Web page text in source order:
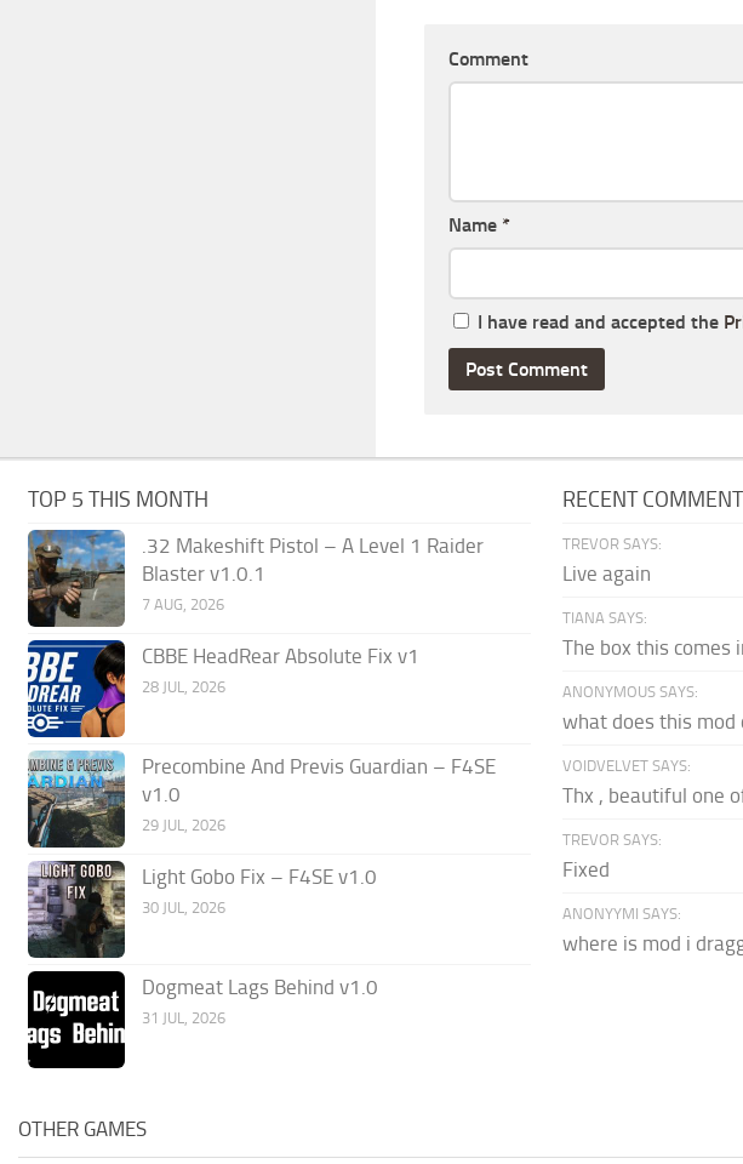
Comment
Name *
I have read and accepted the
TOP 5 THIS MONTH
.32 Makeshift Pistol – A Level 1 Raider
Blaster v1.0.1
7 AUG, 2026
CBBE HeadRear Absolute Fix v1
28 JUL, 2026
Precombine And Previs Guardian – F4SE
v1.0
29 JUL, 2026
Light Gobo Fix – F4SE v1.0
30 JUL, 2026
Dogmeat Lags Behind v1.0
31 JUL, 2026
RECENT
TREVOR SAYS:
Live again
TIANA SAYS:
The box this comes
ANONYMOUS SAYS:
what does this mod
VOIDVELVET SAYS:
Thx , beautiful one
TREVOR SAYS:
Fixed
ANONYYMI SAYS:
where is mod i
OTHER GAMES